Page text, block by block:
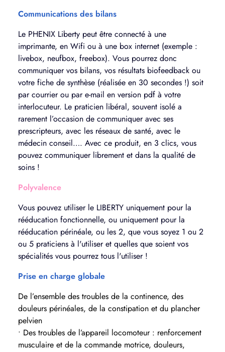
Communications des bilans
Le PHENIX Liberty peut être connecté à une
imprimante, en Wifi ou à une box internet (exemple :
livebox, neufbox, freebox). Vous pourrez donc
communiquer vos bilans, vos résultats biofeedback ou
votre fiche de synthèse (réalisée en 30 secondes !) soit
par courrier ou par e-mail en version pdf à votre
interlocuteur. Le praticien libéral, souvent isolé a
rarement l’occasion de communiquer avec ses
prescripteurs, avec les réseaux de santé, avec le
médecin conseil…. Avec ce produit, en 3 clics, vous
pouvez communiquer librement et dans la qualité de
soins !
Polyvalence
Vous pouvez utiliser le LIBERTY uniquement pour la
rééducation fonctionnelle, ou uniquement pour la
rééducation périnéale, ou les 2, que vous soyez 1 ou 2
ou 5 praticiens à l'utiliser et quelles que soient vos
spécialités vous pourrez tous l'utiliser !
Prise en charge globale
De l’ensemble des troubles de la continence, des
douleurs périnéales, de la constipation et du plancher
pelvien
• Des troubles de l’appareil locomoteur : renforcement
musculaire et de la commande motrice, douleurs,